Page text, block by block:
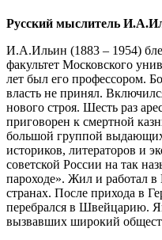
Русский мыслитель
И.А.Ильин (1883 – 1954)
факультет Московского
лет был его профессором.
власть не принял.
нового строя. Шесть раз
приговорен к смертной
большой группой
историков, литераторов и
советской России на так
пароходе». Жил и работал
странах. После прихода в
перебрался в Швейцарию.
вызвавших широкий